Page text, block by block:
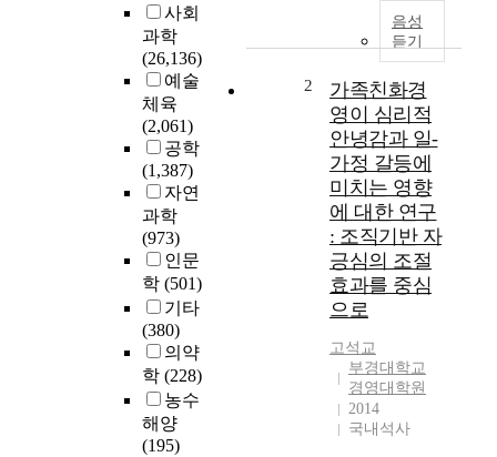
사회
과학
(26,136)
예술
체육
(2,061)
공학
(1,387)
자연
과학
(973)
인문
학 (501)
기타
(380)
의약
학 (228)
농수
해양
(195)
음성
듣기
2
가족친화경
영이 심리적
안녕감과 일-
가정 갈등에
미치는 영향
에 대한 연구
: 조직기반 자
긍심의 조절
효과를 중심
으로
고석교
부경대학교
경영대학원
2014
국내석사